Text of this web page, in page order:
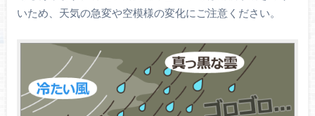
いため、天気の急変や空模様の変化にご注意ください。